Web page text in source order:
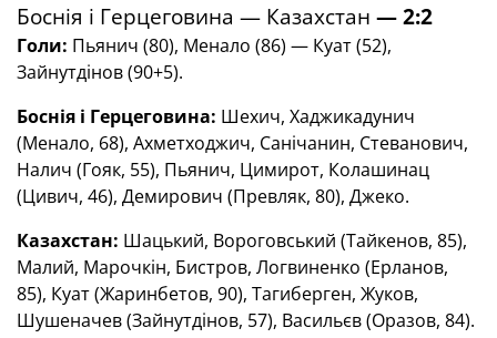
Боснія і Герцеговина — Казахстан — 2:2
Голи: Пьянич (80), Менало (86) — Куат (52),
Зайнутдінов (90+5).
Боснія і Герцеговина: Шехич, Хаджикадунич
(Менало, 68), Ахметходжич, Санічанин, Стеванович,
Налич (Гояк, 55), Пьянич, Цимирот, Колашинац
(Цивич, 46), Демирович (Превляк, 80), Джеко.
Казахстан: Шацький, Вороговський (Тайкенов, 85),
Малий, Марочкін, Бистров, Логвиненко (Ерланов,
85), Куат (Жаринбетов, 90), Тагиберген, Жуков,
Шушеначев (Зайнутдінов, 57), Васильєв (Оразов, 84).